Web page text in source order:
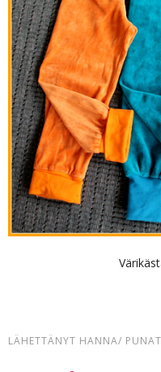
LÄHETTÄNYT HANNA/